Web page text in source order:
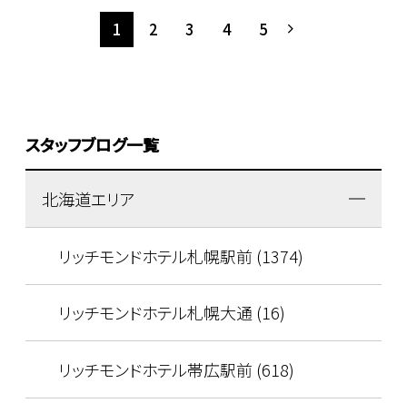
1 2 3 4 5
スタッフブログ一覧
北海道エリア
リッチモンドホテル札幌駅前 (1374)
リッチモンドホテル札幌大通 (16)
リッチモンドホテル帯広駅前 (618)